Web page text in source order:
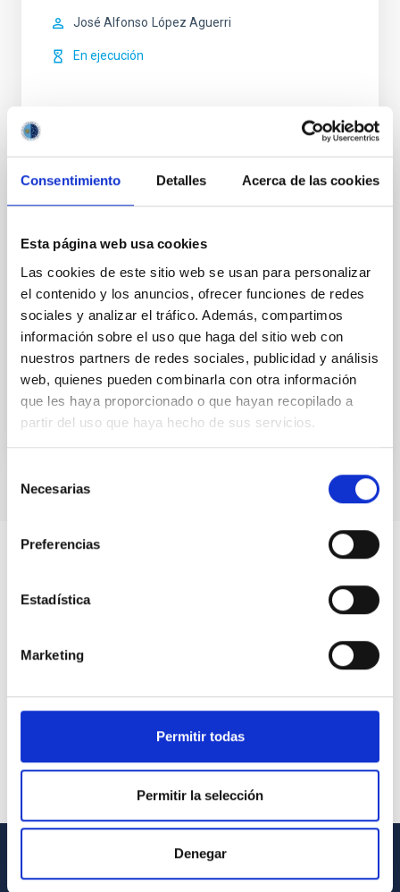
Consentimiento Detalles Acerca de las cookies
Esta página web usa cookies
Las cookies de este sitio web se usan para personalizar
el contenido y los anuncios, ofrecer funciones de redes
sociales y analizar el tráfico. Además, compartimos
información sobre el uso que haga del sitio web con
nuestros partners de redes sociales, publicidad y análisis
web, quienes pueden combinarla con otra información
que les haya proporcionado o que hayan recopilado a
partir del uso que haya hecho de sus servicios.
Necesarias
Preferencias
Estadística
Marketing
Permitir todas
Permitir la selección
Denegar
José Alfonso López Aguerri
En ejecución
EMIR es una cámara de gran campo y espectrógrafo
de resolución intermedia en el infrarrojo cercano
instalado en el telescopio GTC en el Observatorio del
Roque de Los Muchachos.
Francisco Garzón López
En ejecución
INFORMACIÓN GENERAL